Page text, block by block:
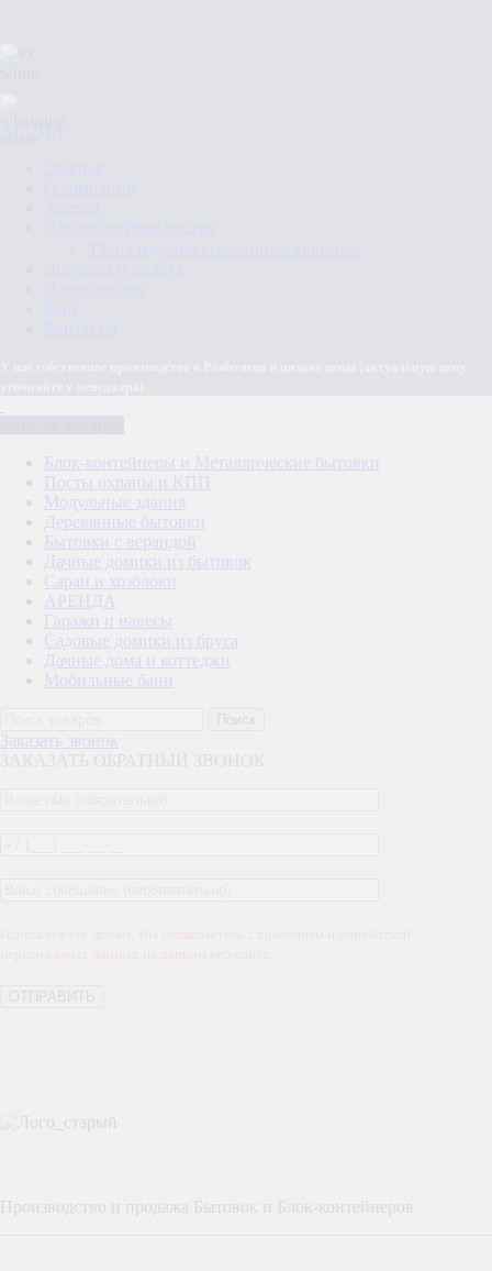
Блок-контейнеры и Металлические бытовки
Посты охраны и КПП
Модульные здания
Деревянные бытовки
Бытовки с верандой
Дачные домики из бытовок
Сараи и хозблоки
АРЕНДА
Гаражи и навесы
Садовые домики из бруса
Дачные дома и коттеджи
Мобильные бани
Заказать звонок
Производство и продажа Бытовок и Блок-контейнеров